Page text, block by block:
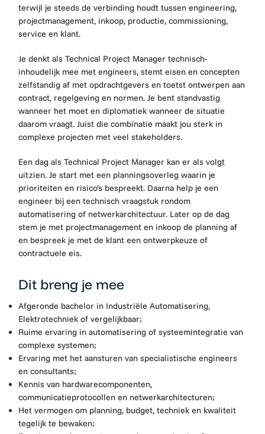
terwijl je steeds de verbinding houdt tussen engineering,
projectmanagement, inkoop, productie, commissioning,
service en klant.
Je denkt als Technical Project Manager technisch-
inhoudelijk mee met engineers, stemt eisen en concepten
zelfstandig af met opdrachtgevers en toetst ontwerpen aan
contract, regelgeving en normen. Je bent standvastig
wanneer het moet en diplomatiek wanneer de situatie
daarom vraagt. Juist die combinatie maakt jou sterk in
complexe projecten met veel stakeholders.
Een dag als Technical Project Manager kan er als volgt
uitzien. Je start met een planningsoverleg waarin je
prioriteiten en risico’s bespreekt. Daarna help je een
engineer bij een technisch vraagstuk rondom
automatisering of netwerkarchitectuur. Later op de dag
stem je met projectmanagement en inkoop de planning af
en bespreek je met de klant een ontwerpkeuze of
contractuele eis.
Dit breng je mee
Afgeronde bachelor in Industriële Automatisering,
Elektrotechniek of vergelijkbaar;
Ruime ervaring in automatisering of systeemintegratie van
complexe systemen;
Ervaring met het aansturen van specialistische engineers
en consultants;
Kennis van hardwarecomponenten,
communicatieprotocollen en netwerkarchitecturen;
Het vermogen om planning, budget, techniek en kwaliteit
tegelijk te bewaken;